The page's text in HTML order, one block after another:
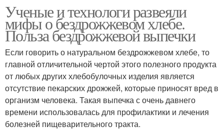
Ученые и технологи развеяли
мифы о бездрожжевом хлебе.
Польза бездрожжевой выпечки
Если говорить о натуральном бездрожжевом хлебе, то
главной отличительной чертой этого полезного продукта
от любых других хлебобулочных изделия является
отсутствие пекарских дрожжей, которые приносят вред в
организм человека. Такая выпечка с очень давнего
времени использовалась для профилактики и лечения
болезней пищеварительного тракта.